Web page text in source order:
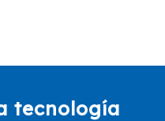
tecnología